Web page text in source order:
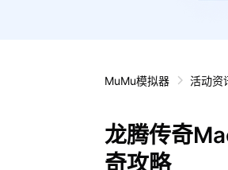
MuMu模拟器 活动资
龙腾传奇
奇攻略